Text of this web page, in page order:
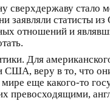
сверхдержаву стало
заявляли статисты
отношений и
Для
веру в то, что
еще какого-то
превосходящими,